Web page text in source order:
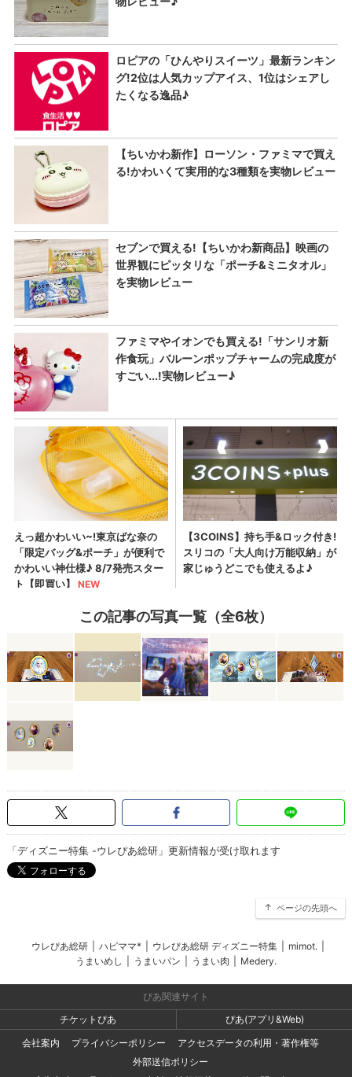
この記事の写真一覧（全6枚）
「ディズニー特集 -ウレぴあ総研」更新情報が受け取れます
ページの先頭へ
ウレぴあ総研 ハピママ* ウレぴあ総研 ディズニー特集 mimot.
うまいめし
うまいパン うまい肉 Medery.
ぴあ関連サイト
チケットぴあ
ぴあ(アプリ&Web)
会社案内
プライバシーポリシー
アクセスデータの利用・著作権等
外部送信ポリシー